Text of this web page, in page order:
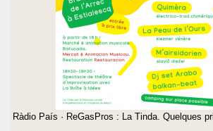
Ràdio País · ReGasPros : La Tinda. Quelques